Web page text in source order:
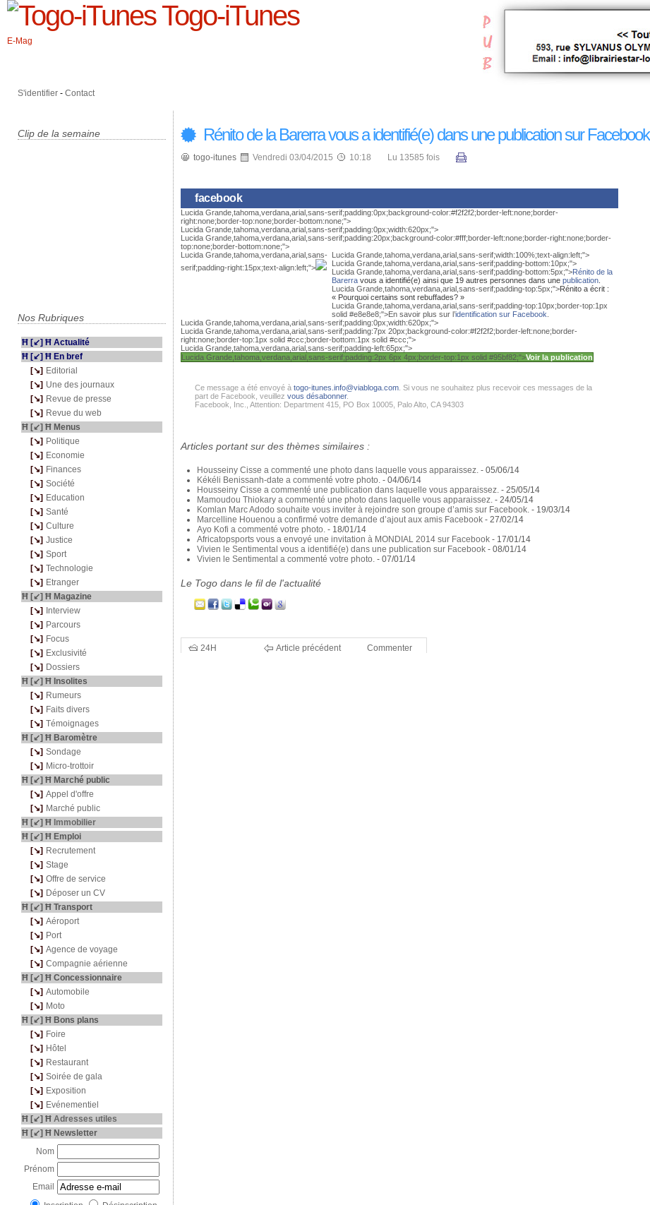
Togo-iTunes
E-Mag
S'identifier - Contact
Clip de la semaine
Nos Rubriques
Ħ [↙] Ħ Actualité
Ħ [↙] Ħ En bref
[↘] Editorial
[↘] Une des journaux
[↘] Revue de presse
[↘] Revue du web
Ħ [↙] Ħ Menus
[↘] Politique
[↘] Economie
[↘] Finances
[↘] Société
[↘] Education
[↘] Santé
[↘] Culture
[↘] Justice
[↘] Sport
[↘] Technologie
[↘] Etranger
Ħ [↙] Ħ Magazine
[↘]
Interview
[↘] Parcours
[↘] Focus
[↘] Exclusivité
[↘] Dossiers
Ħ [↙] Ħ Insolites
[↘] Rumeurs
[↘] Faits divers
[↘] Témoignages
Ħ [↙] Ħ Baromètre
[↘] Sondage
[↘] Micro-trottoir
Ħ [↙] Ħ Marché public
[↘] Appel d'offre
[↘] Marché public
Ħ [↙] Ħ Immobilier
Ħ [↙] Ħ Emploi
[↘] Recrutement
[↘] Stage
[↘] Offre de service
[↘] Déposer un CV
Ħ [↙] Ħ Transport
[↘] Aéroport
[↘] Port
[↘] Agence de voyage
[↘] Compagnie aérienne
Ħ [↙] Ħ Concessionnaire
[↘] Automobile
[↘] Moto
Ħ [↙] Ħ Bons plans
[↘] Foire
[↘] Hôtel
[↘] Restaurant
[↘] Soirée de gala
[↘] Exposition
[↘] Evénementiel
Ħ [↙] Ħ Adresses utiles
Ħ [↙] Ħ Newsletter
Nom
Prénom
Email
Rénito de la Barerra vous a identifié(e) dans une publication sur Facebook
togo-itunes Vendredi 03/04/2015 10:18 Lu 13585 fois
facebook
Lucida Grande,tahoma,verdana,arial,sans-serif;padding:0px;background-color:#f2f2f2;border-left:none;border-
right:none;border-top:none;border-bottom:none;">
Lucida Grande,tahoma,verdana,arial,sans-serif;padding:0px;width:620px;">
Lucida Grande,tahoma,verdana,arial,sans-serif;padding:20px;background-color:#fff;border-left:none;border-right:none;border-
top:none;border-bottom:none;">
Lucida Grande,tahoma,verdana,arial,sans-
serif;padding-right:15px;text-align:left;">
Lucida Grande,tahoma,verdana,arial,sans-serif;width:100%;text-align:left;">
Lucida Grande,tahoma,verdana,arial,sans-serif;padding-bottom:10px;">
Lucida Grande,tahoma,verdana,arial,sans-serif;padding-bottom:5px;">Rénito de la
Barerra vous a identifié(e) ainsi que 19 autres personnes dans une publication
Lucida Grande,tahoma,verdana,arial,sans-serif;padding-top:5px;">Rénito a écrit :
« Pourquoi certains sont rebuffades? »
Lucida Grande,tahoma,verdana,arial,sans-serif;padding-top:10px;border-top:1px
solid #e8e8e8;">En savoir plus sur l’identification sur Facebook
Lucida Grande,tahoma,verdana,arial,sans-serif;padding:0px;width:620px;">
Lucida Grande,tahoma,verdana,arial,sans-serif;padding:7px 20px;background-color:#f2f2f2;border-left:none;border-
right:none;border-top:1px solid #ccc;border-bottom:1px solid #ccc;">
Lucida Grande,tahoma,verdana,arial,sans-serif;padding-left:65px;">
Lucida Grande,tahoma,verdana,arial,sans-serif;padding:2px 6px 4px;border-top:1px solid #95bf82;">Voir la publication
Ce message a été envoyé à togo-itunes.info@viabloga.com . Si vous ne souhaitez plus recevoir ces messages de la
part de Facebook, veuillez vous désabonner.
Facebook, Inc., Attention: Department 415, PO Box 10005, Palo Alto, CA 94303
Articles portant sur des thèmes similaires :
Housseiny Cisse a commenté une photo dans laquelle vous apparaissez. - 05/06/14
Kékéli Benissanh-date a commenté votre photo. - 04/06/14
Housseiny Cisse a commenté une publication dans laquelle vous apparaissez. - 25/05/14
Mamoudou Thiokary a commenté une photo dans laquelle vous apparaissez. - 24/05/14
Komlan Marc Adodo souhaite vous inviter à rejoindre son groupe d’amis sur Facebook. - 19/03/14
Marcelline Houenou a confirmé votre demande d’ajout aux amis Facebook - 27/02/14
Ayo Kofi a commenté votre photo. - 18/01/14
Africatopsports vous a envoyé une invitation à MONDIAL 2014 sur Facebook - 17/01/14
Vivien le Sentimental vous a identifié(e) dans une publication sur Facebook - 08/01/14
Vivien le Sentimental a commenté votre photo. - 07/01/14
Le Togo dans le fil de l'actualité
24H Article précédent Commenter